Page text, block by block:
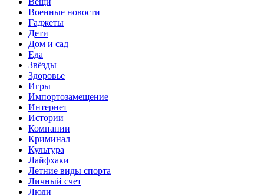
Военные новости
Гаджеты
Дети
Дом и сад
Еда
Звёзды
Здоровье
Игры
Импортозамещение
Интернет
Истории
Компании
Криминал
Культура
Лайфхаки
Летние виды спорта
Личный счет
Люди